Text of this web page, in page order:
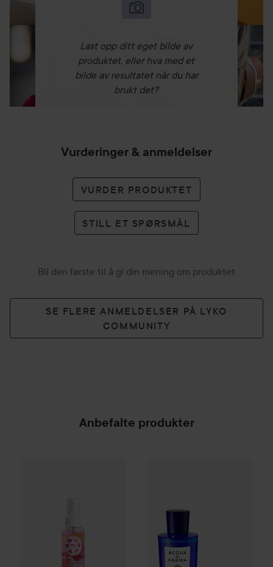
Last opp ditt eget bilde av
produktet, eller hva med et
bilde av resultatet når du har
brukt det?
Vurderinger & anmeldelser
VURDER PRODUKTET
STILL ET SPØRSMÅL
Bli den første til å gi din mening om produktet
SE FLERE ANMELDELSER PÅ LYKO
COMMUNITY
Anbefalte produkter